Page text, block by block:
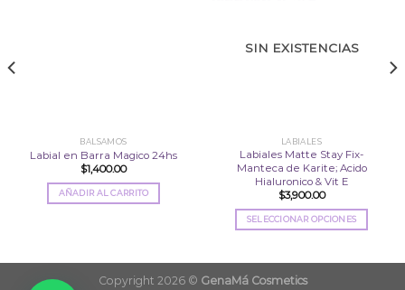
BALSAMOS
Labial en Barra Magico 24hs
$1,400.00
AÑADIR AL CARRITO
SIN EXISTENCIAS
LABIALES
Labiales Matte Stay Fix-
Manteca de Karite; Acido
Hialuronico & Vit E
$3,900.00
SELECCIONAR OPCIONES
múltiples
Copyright 2026 © GenaMá Cosmetics